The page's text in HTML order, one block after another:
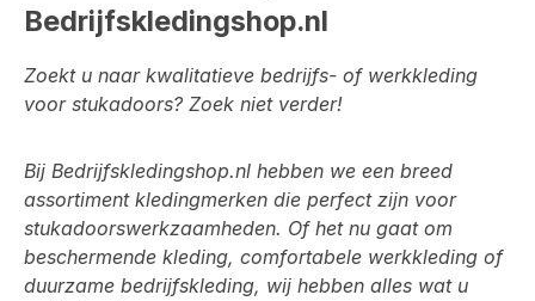
Bedrijfskledingshop.nl
Zoekt u naar kwalitatieve bedrijfs- of werkkleding
voor stukadoors? Zoek niet verder!
Bij Bedrijfskledingshop.nl hebben we een breed
assortiment kledingmerken die perfect zijn voor
stukadoorswerkzaamheden. Of het nu gaat om
beschermende kleding, comfortabele werkkleding of
duurzame bedrijfskleding, wij hebben alles wat u